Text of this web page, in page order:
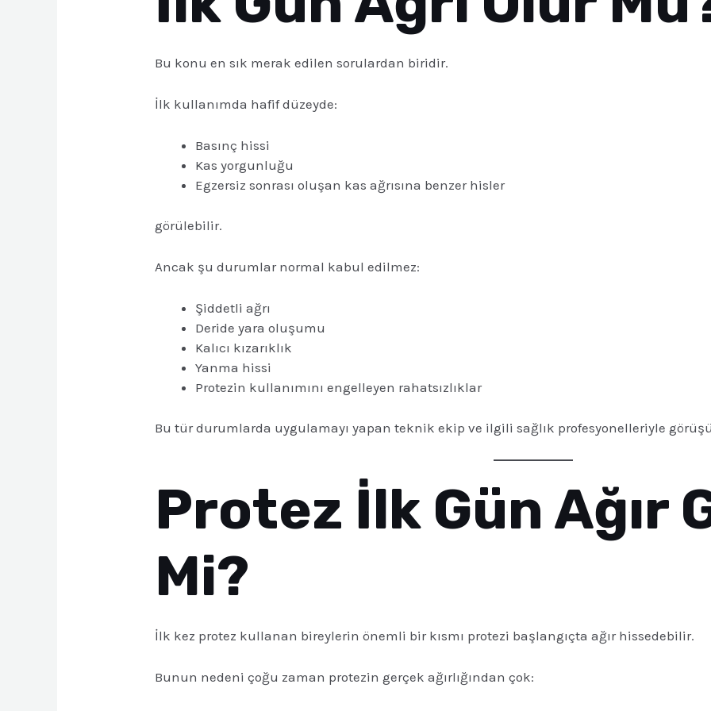
Bu konu en sık merak edilen sorulardan biridir.
İlk kullanımda hafif düzeyde:
Basınç hissi
Kas yorgunluğu
Egzersiz sonrası oluşan kas ağrısına benzer hisler
görülebilir.
Ancak şu durumlar normal kabul edilmez:
Şiddetli ağrı
Deride yara oluşumu
Kalıcı kızarıklık
Yanma hissi
Protezin kullanımını engelleyen rahatsızlıklar
Bu tür durumlarda uygulamayı yapan teknik ekip ve ilgili sağlık profesyonelleriyle
Protez İlk Gün Ağır
Mi?
İlk kez protez kullanan bireylerin önemli bir kısmı protezi başlangıçta ağır hissedebilir.
Bunun nedeni çoğu zaman protezin gerçek ağırlığından çok: